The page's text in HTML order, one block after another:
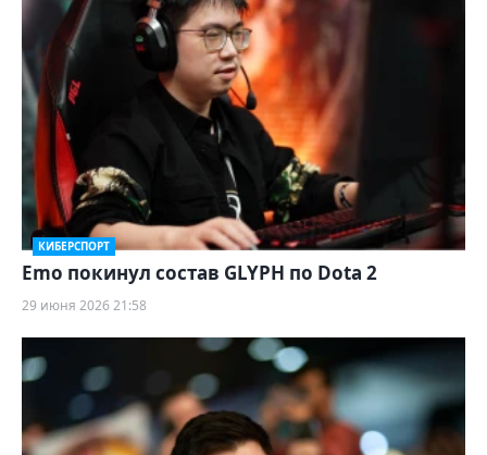
КИБЕРСПОРТ
Emo покинул состав GLYPH по Dota 2
29 июня 2026 21:58